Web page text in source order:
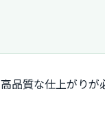
質な仕上がりが